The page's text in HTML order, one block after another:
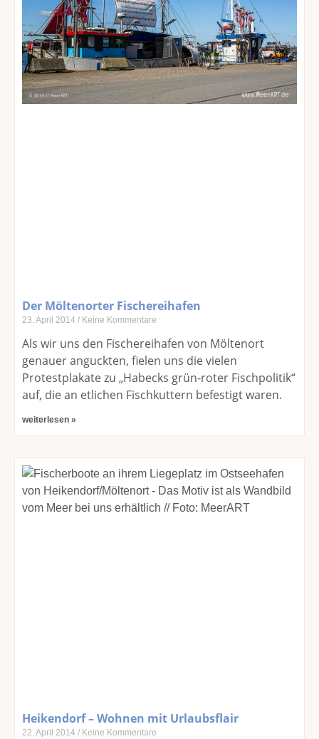
Der Möltenorter Fischereihafen
23. April 2014 Keine Kommentare
Als wir uns den Fischereihafen von Möltenort
genauer anguckten, fielen uns die vielen
Protestplakate zu „Habecks grün-roter Fischpolitik“
auf, die an etlichen Fischkuttern befestigt waren.
weiterlesen »
Heikendorf – Wohnen mit Urlaubsflair
22. April 2014 Keine Kommentare